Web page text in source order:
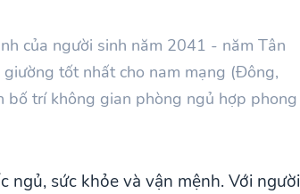
của người sinh năm 2041 - năm Tân
tốt nhất cho nam mạng (Đông,
bố trí không gian phòng ngủ hợp phong
sức khỏe và vận mệnh. Với người